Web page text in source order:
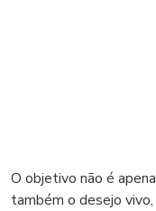
O objetivo não é
também o desejo